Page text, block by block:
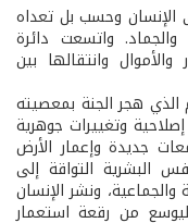
وحسب بل تعداه
واتسعت دائرة
وانتقالها بين
هجر الجنة بمعصيته
وتغييرات جوهرية
جديدة وإعمار الأرض
البشرية التواقة إلى
والجماعية، ونشر الإنسان
من رقعة استعمار